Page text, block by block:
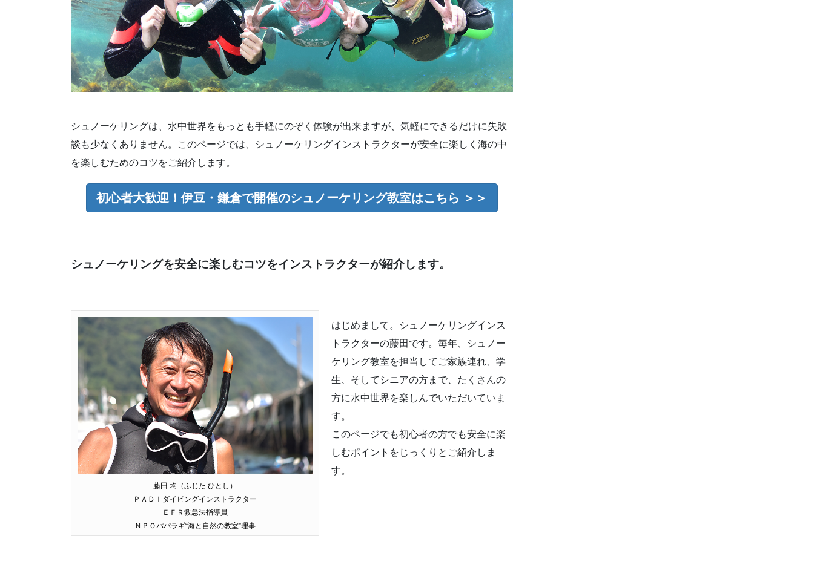
シュノーケリングは、水中世界をもっとも手軽にのぞく体験が出来ますが、気軽にできるだけに失敗
談も少なくありません。このページでは、シュノーケリングインストラクターが安全に楽しく海の中
を楽しむためのコツをご紹介します。
初心者大歓迎！伊豆・鎌倉で開催のシュノーケリング教室はこちら ＞＞
シュノーケリングを安全に楽しむコツをインストラクターが紹介します。
藤田 均（ふじた ひとし）
ＰＡＤＩダイビングインストラクター
ＥＦＲ救急法指導員
ＮＰＯパパラギ“海と自然の教室”理事
はじめまして。シュノーケリングインス
トラクターの藤田です。毎年、シュノー
ケリング教室を担当してご家族連れ、学
生、そしてシニアの方まで、たくさんの
方に水中世界を楽しんでいただいていま
す。
このページでも初心者の方でも安全に楽
しむポイントをじっくりとご紹介しま
す。